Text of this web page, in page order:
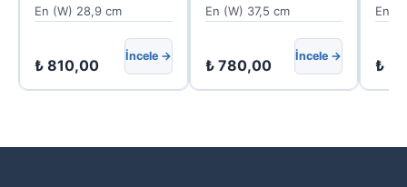
En (W) 28,9 cm
₺ 810,00 İncele →
En (W) 37,5 cm
₺780,00 İncele →
En
₺